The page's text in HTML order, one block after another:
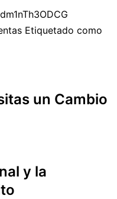
Etiquetado como
un Cambio
y la